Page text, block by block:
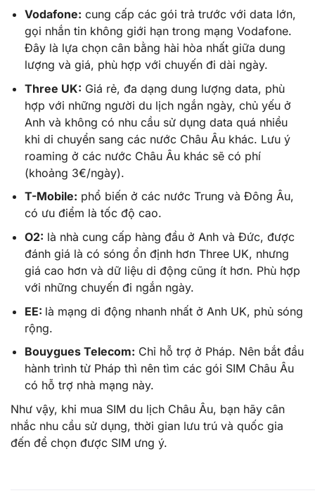
Vodafone: cung cấp các gói trả trước với data lớn,
gọi nhắn tin không giới hạn trong mạng Vodafone.
Đây là lựa chọn cân bằng hài hòa nhất giữa dung
lượng và giá, phù hợp với chuyến đi dài ngày.
Three UK: Giá rẻ, đa dạng dung lượng data, phù
hợp với những người du lịch ngắn ngày, chủ yếu ở
Anh và không có nhu cầu sử dụng data quá nhiều
khi di chuyển sang các nước Châu Âu khác. Lưu ý
roaming ở các nước Châu Âu khác sẽ có phí
(khoảng 3€/ngày).
T-Mobile: phổ biến ở các nước Trung và Đông Âu,
có ưu điểm là tốc độ cao.
O2: là nhà cung cấp hàng đầu ở Anh và Đức, được
đánh giá là có sóng ổn định hơn Three UK, nhưng
giá cao hơn và dữ liệu di động cũng ít hơn. Phù hợp
với những chuyến đi ngắn ngày.
EE: là mạng di động nhanh nhất ở Anh UK, phủ sóng
rộng.
Bouygues Telecom: Chỉ hỗ trợ ở Pháp. Nên bắt đầu
hành trình từ Pháp thì nên tìm các gói SIM Châu Âu
có hỗ trợ nhà mạng này.
Như vậy, khi mua SIM du lịch Châu Âu, bạn hãy cân
nhắc nhu cầu sử dụng, thời gian lưu trú và quốc gia
đến để chọn được SIM ưng ý.